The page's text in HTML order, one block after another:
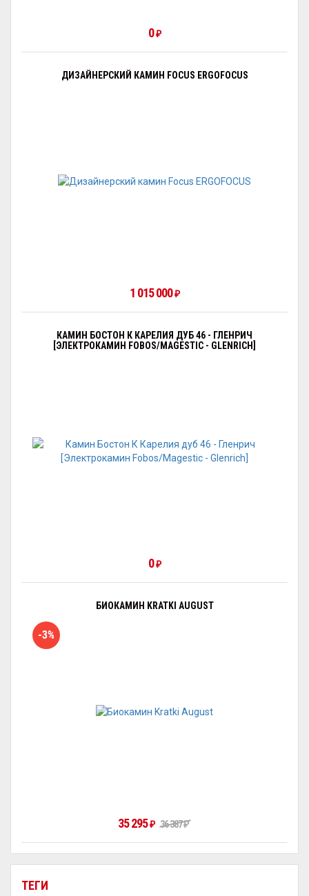
ТЕГИ
0₽
ДИЗАЙНЕРСКИЙ КАМИН FOCUS ERGOFOCUS
1 015 000₽
КАМИН БОСТОН К КАРЕЛИЯ ДУБ 46 - ГЛЕНРИЧ
[ЭЛЕКТРОКАМИН FOBOS/MAGESTIC - GLENRICH]
0₽
БИОКАМИН KRATKI AUGUST
-3%
35 295₽ 36 387₽